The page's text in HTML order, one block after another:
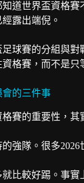
道世界盃資格
露出端倪。
足球賽的分組與
格賽，而不是只
的三件事
賽的重要性，其
強隊。很多
比較好踢。事